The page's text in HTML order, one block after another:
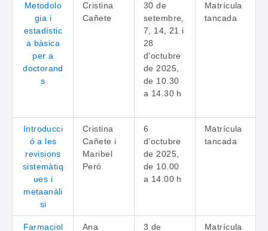
Metodolo
gia i
estadístic
a bàsica
per a
doctorand
s
Cristina
Cañete
30 de
setembre,
7, 14, 21 i
28
d'octubre
de 2025,
de 10.30
a 14.30 h
Matrícula
tancada
Introducci
ó a les
revisions
sistemàtiq
ues i
metaanàli
si
Cristina
Cañete i
Maribel
Peró
6
d’octubre
de 2025,
de 10.00
a 14.00 h
Matrícula
tancada
Farmaciol
Ana
3 de
Matrícula